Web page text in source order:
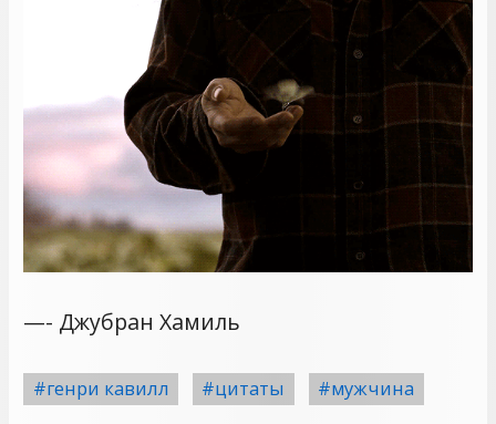
—- Джубран Хамиль
#генри кавилл #цитаты #мужчина